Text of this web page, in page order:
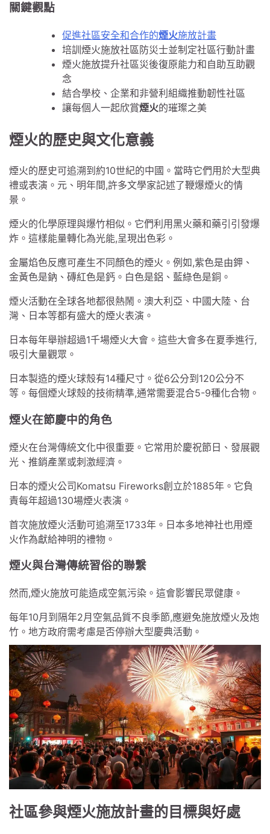
關鍵觀點
促進社區安全和合作的煙火施放計畫
培訓煙火施放社區防災士並制定社區行動計畫
煙火施放提升社區災後復原能力和自助互助觀
念
結合學校、企業和非營利組織推動韌性社區
讓每個人一起欣賞煙火的璀璨之美
煙火的歷史與文化意義
煙火的歷史可追溯到約10世紀的中國。當時它們用於大型典
禮或表演。元、明年間,許多文學家記述了鞭爆煙火的情
景。
煙火的化學原理與爆竹相似。它們利用黑火藥和藥引引發爆
炸。這樣能量轉化為光能,呈現出色彩。
金屬焰色反應可產生不同顏色的煙火。例如,紫色是由鉀、
金黃色是鈉、磚紅色是鈣。白色是鋁、藍綠色是銅。
煙火活動在全球各地都很熱鬧。澳大利亞、中國大陸、台
灣、日本等都有盛大的煙火表演。
日本每年舉辦超過1千場煙火大會。這些大會多在夏季進行,
吸引大量觀眾。
日本製造的煙火球殼有14種尺寸。從6公分到120公分不
等。每個煙火球殼的技術精準,通常需要混合5-9種化合物。
煙火在節慶中的角色
煙火在台灣傳統文化中很重要。它常用於慶祝節日、發展觀
光、推銷產業或刺激經濟。
日本的煙火公司Komatsu Fireworks創立於1885年。它負
責每年超過130場煙火表演。
首次施放煙火活動可追溯至1733年。日本多地神社也用煙
火作為獻給神明的禮物。
煙火與台灣傳統習俗的聯繫
然而,煙火施放可能造成空氣污染。這會影響民眾健康。
每年10月到隔年2月空氣品質不良季節,應避免施放煙火及炮
竹。地方政府需考慮是否停辦大型慶典活動。
社區參與煙火施放計畫的目標與好處